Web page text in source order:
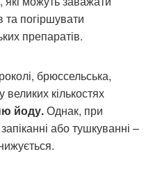
та погіршувати
препаратів.
брюссельська,
великих кількостях
йоду.Однак, при
або тушкуванні –